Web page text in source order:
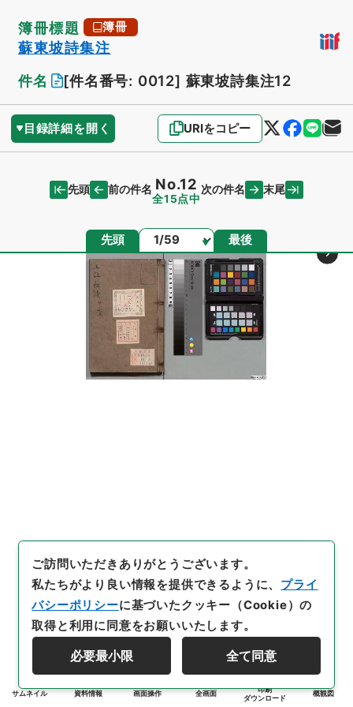
簿冊標題 簿冊
蘇東坡詩集注
件名
[件名番号: 0012] 蘇東坡詩集注12
目録詳細を開く URIをコピー
先頭 前の件名 No.12
全15点中
次の件名 末尾
先頭 ページ 最後
サムネイル 資料情報 画面操作 全画面
印刷
ダウンロード
概観図
ご訪問いただきありがとうございます。
私たちがより良い情報を提供できるように、 プライ
バシーポリシーに基づいたクッキー（Cookie）の
取得と利用に同意をお願いいたします。
必要最小限 全て同意